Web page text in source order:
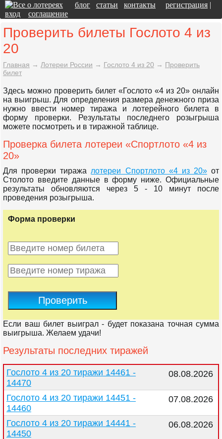
блог статьи контакты регистрация |
вход
соглашение
Проверить билеты Гослото 4 из
20
Главная → Лотереи России → Гослото 4 из 20 → Проверить
билет
Здесь можно проверить билет «Гослото «4 из 20» онлайн
на выигрыш. Для определения размера денежного приза
нужно ввести номер тиража и лотерейного билета в
форму проверки. Результаты последнего розыгрыша
можете посмотреть и в тиражной таблице.
Проверка билета лотереи «Спортлото «4 из
20»
Для проверки тиража лотереи Спортлото «4 из 20»от
Столото введите данные в форму ниже. Официальные
результаты обновляются через 5 - 10 минут после
проведения розыгрыша.
Форма проверки
Проверить
Если ваш билет выиграл - будет показана точная сумма
выигрыша. Желаем удачи!
Результаты последних тиражей
Гослото 4 из 20 тиражи 14461 -
14470
08.08.2026
Гослото 4 из 20 тиражи 14451 -
14460
07.08.2026
Гослото 4 из 20 тиражи 14441 -
14450
06.08.2026